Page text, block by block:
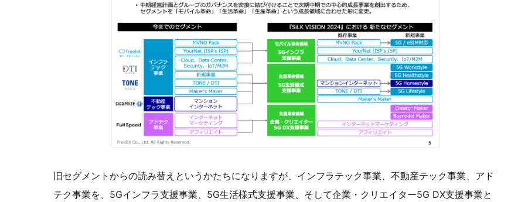
旧セグメントからの読み替えというかたちになりますが、インフラテック事業、不動産テック事業、アド
テク事業を、5Gインフラ支援事業、5G生活様式支援事業、そして企業・クリエイター5G DX支援事業と